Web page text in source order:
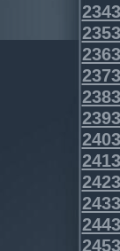
2343
2353
2363
2373
2383
2393
2403
2413
2423
2433
2443
2453